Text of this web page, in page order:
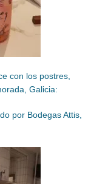
con los postres,
Galicia:
por Bodegas Attis,